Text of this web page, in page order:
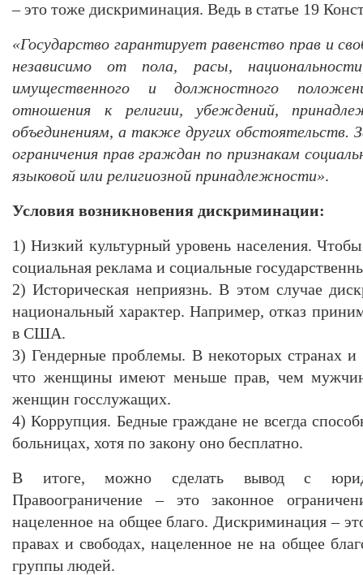
– это тоже дискриминация. Ведь в статье 19
«Государство гарантирует равенство прав и
независимо от пола, расы,
имущественного и должностного
отношения к религии, убеждений,
объединениям, а также других
ограничения прав граждан по признакам
языковой или религиозной принадлежности».
Условия возникновения дискриминации:
1) Низкий культурный уровень населения.
социальная реклама и социальные
2) Историческая неприязнь. В этом случае
национальный характер. Например, отказ
в США.
3) Гендерные проблемы. В некоторых странах и
что женщины имеют меньше прав, чем
женщин госслужащих.
4) Коррупция. Бедные граждане не всегда
больницах, хотя по закону оно бесплатно.
В итоге, можно сделать вывод с
Правоограничение – это законное
нацеленное на общее благо. Дискриминация –
правах и свободах, нацеленное не на общее
группы людей.